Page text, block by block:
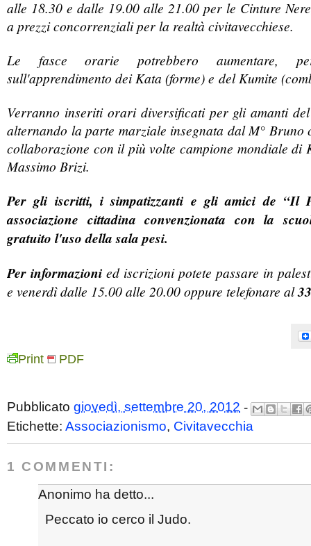
alle 18.30 e dalle 19.00 alle 21.00 per le Cinture
a prezzi concorrenziali per la realtà civitavecchiese.
Le fasce orarie potrebbero aumentare,
sull'apprendimento dei Kata (forme) e del Kumite
Verranno inseriti orari diversificati per gli amanti
alternando la parte marziale insegnata dal M° Bruno
collaborazione con il più volte campione mondiale di
Massimo Brizi.
Per gli iscritti, i simpatizzanti e gli amici de “Il
associazione cittadina convenzionata con la
gratuito l'uso della sala pesi.
Per informazioni ed iscrizioni potete passare in
e venerdì dalle 15.00 alle 20.00 oppure telefonare al
Print PDF
Pubblicato giovedì, settembre 20, 2012 -
Etichette: Associazionismo, Civitavecchia
1 COMMENTI:
Anonimo ha detto...
Peccato io cerco il Judo.